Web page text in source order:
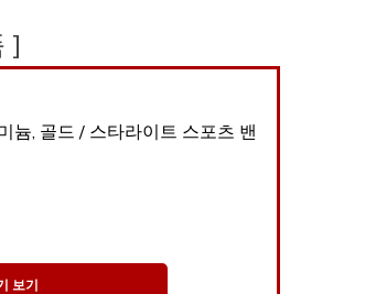
]
늄, 골드 / 스타라이트 스포츠 밴
보기